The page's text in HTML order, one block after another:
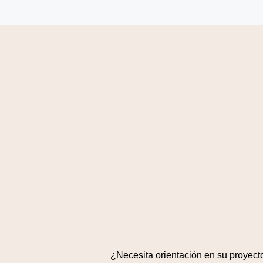
¿Necesita orientación en su